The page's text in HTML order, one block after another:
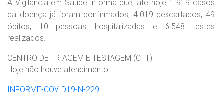
A Vigilância em Saúde informa que, até hoje, 1.919 casos
da doença já foram confirmados, 4.019 descartados, 49
óbitos, 10 pessoas hospitalizadas e 6.548 testes
realizados.
CENTRO DE TRIAGEM E TESTAGEM (CTT)
Hoje não houve atendimento.
INFORME-COVID19-N-229